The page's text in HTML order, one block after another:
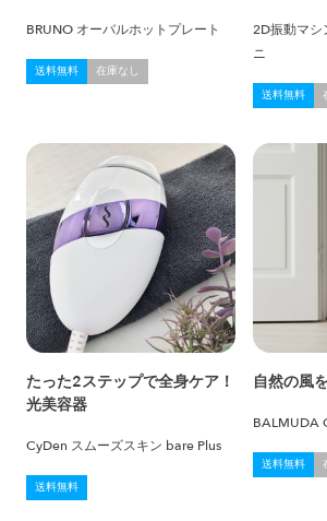
BRUNO オーバルホットプレート
送料無料 在庫なし
2D振動マシ
ニ
送料無料
たった2ステップで全身ケア！
光美容器
CyDen スムーズスキン bare Plus
送料無料
自然の風
BALMUDA
送料無料